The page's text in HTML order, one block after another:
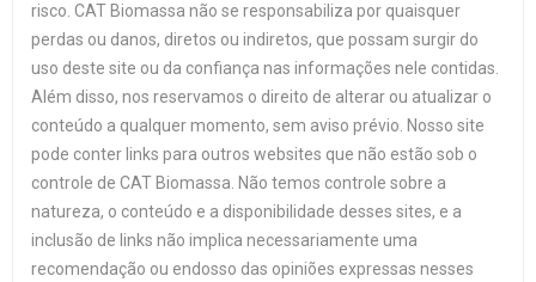
risco. CAT Biomassa não se responsabiliza por quaisquer
perdas ou danos, diretos ou indiretos, que possam surgir do
uso deste site ou da confiança nas informações nele contidas.
Além disso, nos reservamos o direito de alterar ou atualizar o
conteúdo a qualquer momento, sem aviso prévio. Nosso site
pode conter links para outros websites que não estão sob o
controle de CAT Biomassa. Não temos controle sobre a
natureza, o conteúdo e a disponibilidade desses sites, e a
inclusão de links não implica necessariamente uma
recomendação ou endosso das opiniões expressas nesses